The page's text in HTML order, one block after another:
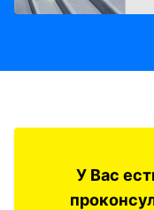
У Вас